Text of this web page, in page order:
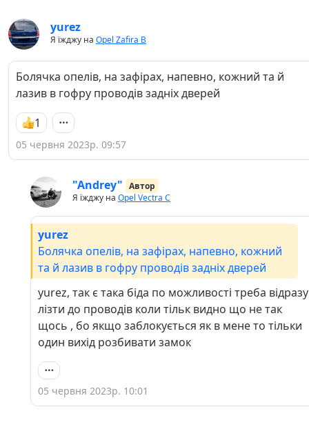
yurez
Я їжджу на Opel Zafira B
Болячка опелів, на зафірах, напевно, кожний та й
лазив в гофру проводів задніх дверей
1
05 червня 2023р. 09:57
"Andrey" Автор
Я їжджу на Opel Vectra C
yurez
Болячка опелів, на зафірах, напевно, кожний
та й лазив в гофру проводів задніх дверей
yurez, так є така біда по можливості треба відразу
лізти до проводів коли тільк видно що не так
щось , бо якщо заблокується як в мене то тільки
один вихід розбивати замок
05 червня 2023р. 10:01